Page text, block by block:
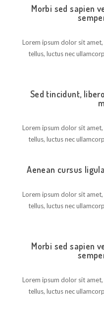
Morbi sed sapien
Lorem ipsum dolor sit
tellus, luctus nec
Sed tincidunt,
Lorem ipsum dolor sit
tellus, luctus nec
Aenean cursus
Lorem ipsum dolor sit
tellus, luctus nec
Morbi sed sapien
Lorem ipsum dolor sit
tellus, luctus nec